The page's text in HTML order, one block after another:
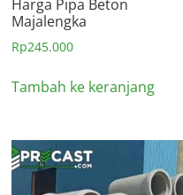
Harga Pipa Beton
Majalengka
Rp245.000
Tambah ke keranjang